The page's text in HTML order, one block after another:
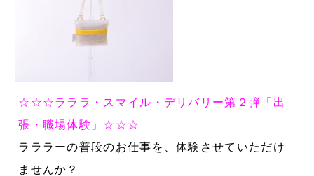
☆☆☆ラララ・スマイル・デリバリー第２弾「出
張・職場体験」☆☆☆
ラララーの普段のお仕事を、体験させていただけ
ませんか？